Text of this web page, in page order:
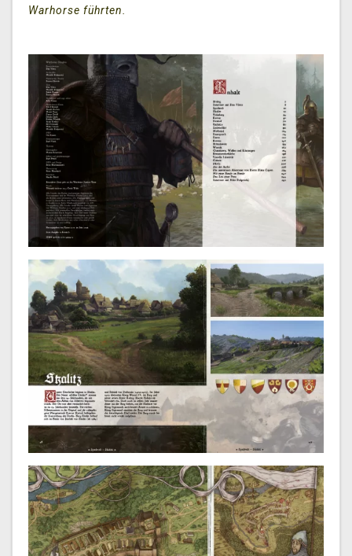
Warhorse führten.